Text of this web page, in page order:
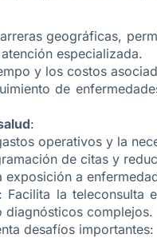
geográficas,
especializada.
y los costos
de
:
operativos y la
de citas y
exposición a
Facilita la teleconsulta
diagnósticos complejos.
desafíos importantes: